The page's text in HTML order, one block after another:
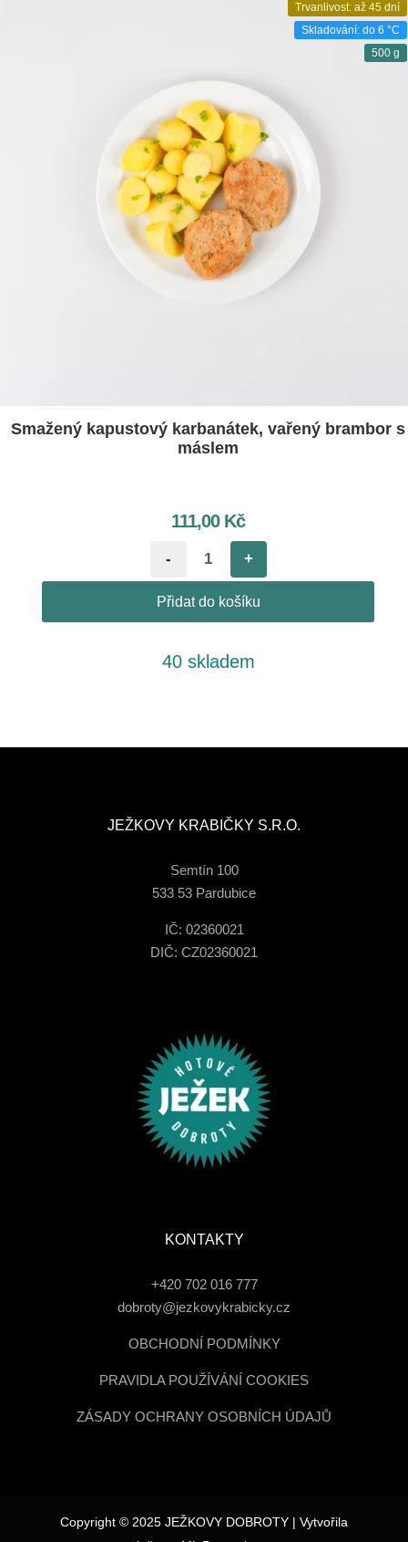
Trvanlivost: až 45 dní
Skladování: do 6 °C
500 g
Smažený kapustový karbanátek, vařený brambor s
máslem
111,00 Kč
- +
Přidat do košíku
40 skladem
JEŽKOVY KRABIČKY S.R.O.
Semtín 100
533 53 Pardubice
IČ: 02360021
DIČ: CZ02360021
KONTAKTY
+420 702 016 777
dobroty@jezkovykrabicky.cz
OBCHODNÍ PODMÍNKY
PRAVIDLA POUŽÍVÁNÍ COOKIES
ZÁSADY OCHRANY OSOBNÍCH ÚDAJŮ
Copyright © 2025 JEŽKOVY DOBROTY | Vytvořila